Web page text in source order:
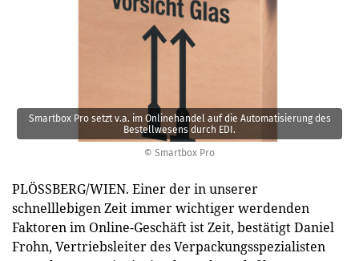
© Smartbox Pro
Smartbox Pro setzt v.a. im Onlinehandel auf die Automatisierung des
Bestellwesens durch EDI.
PLÖSSBERG/WIEN. Einer der in unserer
schnelllebigen Zeit immer wichtiger werdenden
Faktoren im Online-Geschäft ist Zeit, bestätigt Daniel
Frohn, Vertriebsleiter des Verpackungsspezialisten